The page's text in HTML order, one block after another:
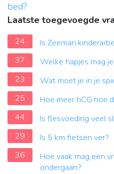
bed?
Laatste toegevoegde
24
Is Zeeman
37
Welke hapjes mag
23
Wat moet je in je
25
Hoe meer hCG hoe
44
Is flesvoeding veel
29
Is 5 km fietsen ver?
36
Hoe vaak mag een
ondergaan?